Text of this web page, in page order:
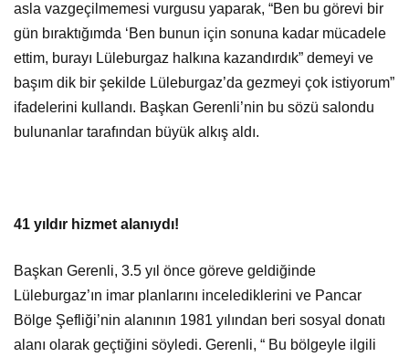
asla vazgeçilmemesi vurgusu yaparak, “Ben bu görevi bir
gün bıraktığımda ‘Ben bunun için sonuna kadar mücadele
ettim, burayı Lüleburgaz halkına kazandırdık” demeyi ve
başım dik bir şekilde Lüleburgaz’da gezmeyi çok istiyorum”
ifadelerini kullandı. Başkan Gerenli’nin bu sözü salondu
bulunanlar tarafından büyük alkış aldı.
41 yıldır hizmet alanıydı!
Başkan Gerenli, 3.5 yıl önce göreve geldiğinde
Lüleburgaz’ın imar planlarını incelediklerini ve Pancar
Bölge Şefliği’nin alanının 1981 yılından beri sosyal donatı
alanı olarak geçtiğini söyledi. Gerenli, “ Bu bölgeyle ilgili